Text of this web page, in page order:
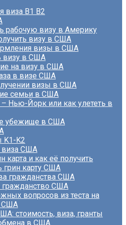
виза B1 B2
рабочую визу в Америку
визу в США
визы в США
визу в США
на визу в США
в визе США
визы в США
семьи в США
Нью-Йорк или как улететь в
убежище в США
K1-K2
виза США
карта и как её получить
грин карту США
гражданства США
гражданство США
вопросов из теста на
США
стоимость, виза, гранты
в США